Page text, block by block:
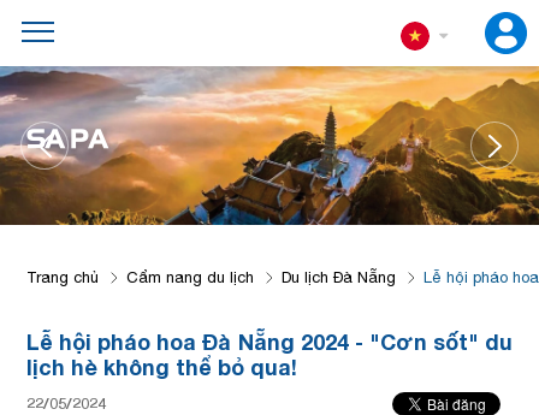
SA PA
Trang chủ Cẩm nang du lịch Du lịch Đà Nẵng Lễ hội pháo
Lễ hội pháo hoa Đà Nẵng 2024 - "Cơn sốt" du
lịch hè không thể bỏ qua!
22/05/2024